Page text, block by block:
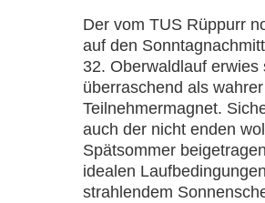
Berghausen
und
Friedrichstal
Der vom TUS Rüppurr
auf den
32. Oberwaldlauf erwies
überraschend als wahrer
Teilnehmermagnet.
auch der nicht enden
Spätsommer
idealen
strahlendem